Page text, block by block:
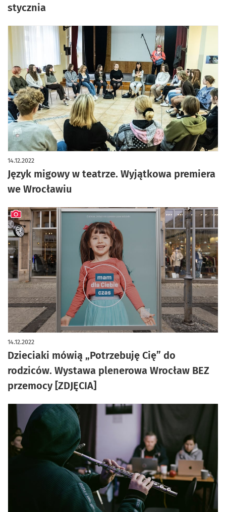
stycznia
Język migowy w teatrze. Wyjątkowa premiera
we Wrocławiu
14.12.2022
Dzieciaki mówią „Potrzebuję Cię” do
rodziców. Wystawa plenerowa Wrocław BEZ
przemocy [ZDJĘCIA]
14.12.2022
artykuł z galerią zdjęć